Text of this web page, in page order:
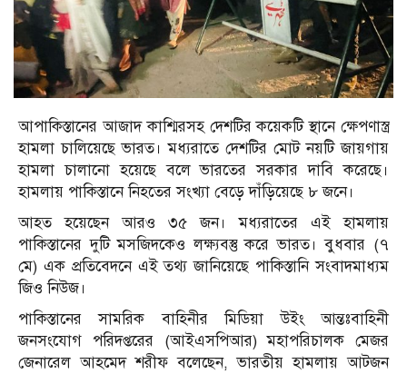
আপাকিস্তানের আজাদ কাশ্মিরসহ দেশটির কয়েকটি স্থানে ক্ষেপণাস্ত্র
হামলা চালিয়েছে ভারত। মধ্যরাতে দেশটির মোট নয়টি জায়গায়
হামলা চালানো হয়েছে বলে ভারতের সরকার দাবি করেছে।
হামলায় পাকিস্তানে নিহতের সংখ্যা বেড়ে দাঁড়িয়েছে ৮ জনে।
আহত হয়েছেন আরও ৩৫ জন। মধ্যরাতের এই হামলায়
পাকিস্তানের দুটি মসজিদকেও লক্ষ্যবস্তু করে ভারত। বুধবার (৭
মে) এক প্রতিবেদনে এই তথ্য জানিয়েছে পাকিস্তানি সংবাদমাধ্যম
জিও নিউজ।
পাকিস্তানের সামরিক বাহিনীর মিডিয়া উইং আন্তঃবাহিনী
জনসংযোগ পরিদপ্তরের (আইএসপিআর) মহাপরিচালক মেজর
জেনারেল আহমেদ শরীফ বলেছেন, ভারতীয় হামলায় আটজন